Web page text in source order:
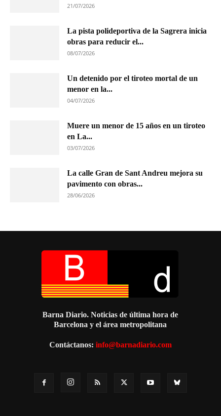
21/07/2026
La pista polideportiva de la Sagrera inicia
obras para reducir el...
08/07/2026
Un detenido por el tiroteo mortal de un
menor en la...
04/07/2026
Muere un menor de 15 años en un tiroteo
en La...
03/07/2026
La calle Gran de Sant Andreu mejora su
pavimento con obras...
28/06/2026
Barna Diario. Noticias de última hora de
Barcelona y el área metropolitana
Contáctanos: info@barnadiario.com